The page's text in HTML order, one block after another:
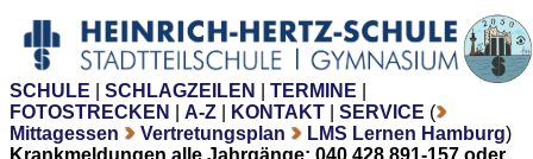
SCHULE SCHLAGZEILEN TERMINE
FOTOSTRECKEN
A-Z KONTAKT SERVICE (
Mittagessen
Vertretungsplan LMS Lernen Hamburg)
Krankmeldungen alle Jahrgänge: 040 428 891-157 oder